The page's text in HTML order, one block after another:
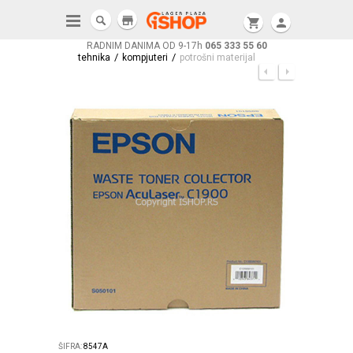
RADNIM DANIMA OD 9-17h 065 333 55 60
shopping_cart person
store
tehnika / kompjuteri / potrošni materijal
ŠIFRA:8547A